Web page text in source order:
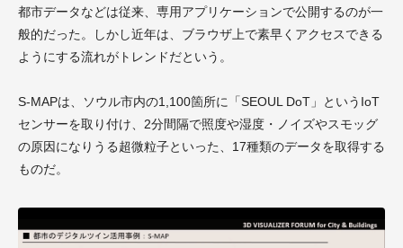
都市データなどは従来、専用アプリケーションで公開するのが一
般的だった。しかし近年は、ブラウザ上で素早くアクセスできる
ようにする流れがトレンドだという。
S-MAPは、ソウル市内の1,100箇所に「SEOUL DoT」というIoT
センサーを取り付け、2分間隔で照度や湿度・ノイズやスモッグ
の原因になりうる超微粒子といった、17種類のデータを取得する
ものだ。